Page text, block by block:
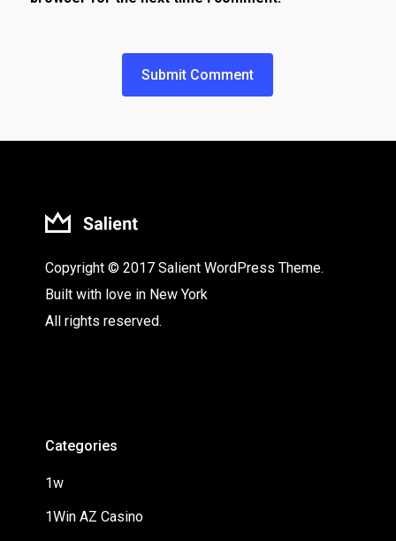
Copyright © 2017 Salient WordPress Theme.
Built with love in New York
All rights reserved.
Categories
1w
1Win AZ Casino